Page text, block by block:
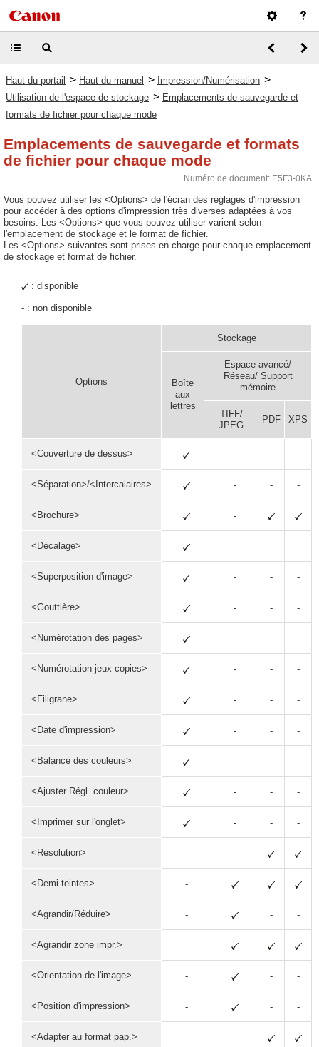
Haut du portail > Haut du manuel > Impression/Numérisation >
Utilisation de l'espace de stockage > Emplacements de sauvegarde et
formats de fichier pour chaque mode
Emplacements de sauvegarde et formats
de fichier pour chaque mode
Numéro de document: E5F3-0KA
Vous pouvez utiliser les <Options> de l'écran des réglages d'impression
pour accéder à des options d'impression très diverses adaptées à vos
besoins. Les <Options> que vous pouvez utiliser varient selon
l'emplacement de stockage et le format de fichier.
Les <Options> suivantes sont prises en charge pour chaque emplacement
de stockage et format de fichier.
: disponible
- : non disponible
Options
Stockage
Boîte
aux
lettres
Espace avancé/
Réseau/ Support
mémoire
TIFF/
JPEG
PDF XPS
<Couverture de dessus> - - -
<Séparation>/<Intercalaires> - - -
<Brochure> -
<Décalage> - - -
<Superposition d'image> - - -
<Gouttière> - - -
<Numérotation des pages> - - -
<Numérotation jeux copies> - - -
<Filigrane> - - -
<Date d'impression> - - -
<Balance des couleurs> - - -
<Ajuster Régl. couleur> - - -
<Imprimer sur l'onglet> - - -
<Résolution> - -
<Demi-teintes> -
<Agrandir/Réduire> - - -
<Agrandir zone impr.> -
<Orientation de l'image> - - -
<Position d'impression> - - -
<Adapter au format pap.> - -